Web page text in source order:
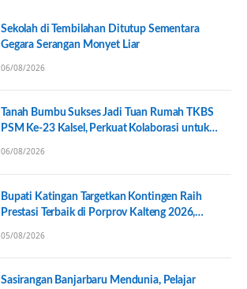
Sekolah di Tembilahan Ditutup Sementara
Gegara Serangan Monyet Liar
06/08/2026
Tanah Bumbu Sukses Jadi Tuan Rumah TKBS
PSM Ke-23 Kalsel, Perkuat Kolaborasi untuk
06/08/2026
Bupati Katingan Targetkan Kontingen Raih
Prestasi Terbaik di Porprov Kalteng 2026,
05/08/2026
Sasirangan Banjarbaru Mendunia, Pelajar